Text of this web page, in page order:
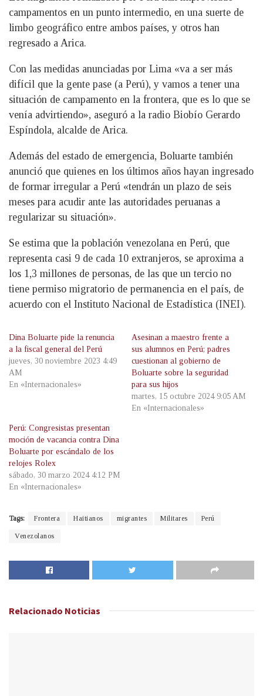
campamentos en un punto intermedio, en una suerte de
limbo geográfico entre ambos países, y otros han
regresado a Arica.
Con las medidas anunciadas por Lima «va a ser más
difícil que la gente pase (a Perú), y vamos a tener una
situación de campamento en la frontera, que es lo que se
venía advirtiendo», aseguró a la radio Biobío Gerardo
Espíndola, alcalde de Arica.
Además del estado de emergencia, Boluarte también
anunció que quienes en los últimos años hayan ingresado
de formar irregular a Perú «tendrán un plazo de seis
meses para acudir ante las autoridades peruanas a
regularizar su situación».
Se estima que la población venezolana en Perú, que
representa casi 9 de cada 10 extranjeros, se aproxima a
los 1,3 millones de personas, de las que un tercio no
tiene permiso migratorio de permanencia en el país, de
acuerdo con el Instituto Nacional de Estadística (INEI).
Dina Boluarte pide la renuncia
a la fiscal general del Perú
jueves, 30 noviembre 2023 4:49
AM
En «Internacionales»
Asesinan a maestro frente a
sus alumnos en Perú; padres
cuestionan al gobierno de
Boluarte sobre la seguridad
para sus hijos
martes, 15 octubre 2024 9:05 AM
En «Internacionales»
Perú: Congresistas presentan
moción de vacancia contra Dina
Boluarte por escándalo de los
relojes Rolex
sábado, 30 marzo 2024 4:12 PM
En «Internacionales»
Tags: Frontera Haitianos migrantes Militares Perú
Venezolanos
Relacionado Noticias